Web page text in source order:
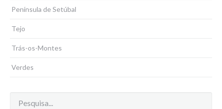
Península de Setúbal
Tejo
Trás-os-Montes
Verdes